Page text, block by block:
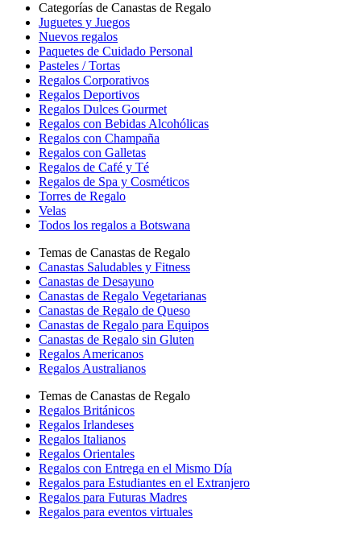
Categorías de Canastas de Regalo
Juguetes y Juegos
Nuevos regalos
Paquetes de Cuidado Personal
Pasteles / Tortas
Regalos Corporativos
Regalos Deportivos
Regalos Dulces Gourmet
Regalos con Bebidas Alcohólicas
Regalos con Champaña
Regalos con Galletas
Regalos de Café y Té
Regalos de Spa y Cosméticos
Torres de Regalo
Velas
Todos los regalos a Botswana
Temas de Canastas de Regalo
Canastas Saludables y Fitness
Canastas de Desayuno
Canastas de Regalo Vegetarianas
Canastas de Regalo de Queso
Canastas de Regalo para Equipos
Canastas de Regalo sin Gluten
Regalos Americanos
Regalos Australianos
Temas de Canastas de Regalo
Regalos Británicos
Regalos Irlandeses
Regalos Italianos
Regalos Orientales
Regalos con Entrega en el Mismo Día
Regalos para Estudiantes en el Extranjero
Regalos para Futuras Madres
Regalos para eventos virtuales